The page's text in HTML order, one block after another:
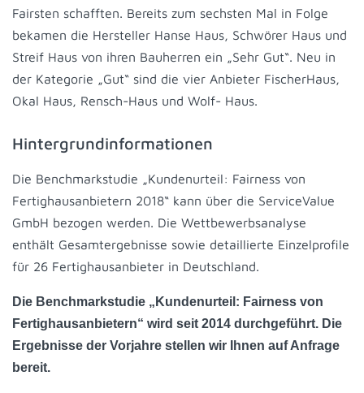
Fairsten schafften. Bereits zum sechsten Mal in Folge
bekamen die Hersteller Hanse Haus, Schwörer Haus und
Streif Haus von ihren Bauherren ein „Sehr Gut“. Neu in
der Kategorie „Gut“ sind die vier Anbieter FischerHaus,
Okal Haus, Rensch-Haus und Wolf- Haus.
Hintergrundinformationen
Die Benchmarkstudie „Kundenurteil: Fairness von
Fertighausanbietern 2018“ kann über die ServiceValue
GmbH bezogen werden. Die Wettbewerbsanalyse
enthält Gesamtergebnisse sowie detaillierte Einzelprofile
für 26 Fertighausanbieter in Deutschland.
Die Benchmarkstudie „Kundenurteil: Fairness von
Fertighausanbietern“ wird seit 2014 durchgeführt. Die
Ergebnisse der Vorjahre stellen wir Ihnen auf Anfrage
bereit.